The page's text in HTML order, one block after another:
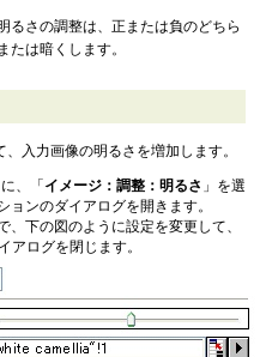
るさの調整は、正または負のどちら
は暗くします。
、入力画像の明るさを増加します。
、「 イメージ：調整：明るさ 」を選
ンのダイアログを開きます。
下の図のように設定を変更して、
アログを閉じます。